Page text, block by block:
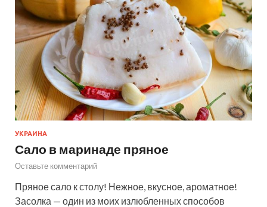
УКРАИНА
Сало в маринаде пряное
Оставьте комментарий
Пряное сало к столу! Нежное, вкусное, ароматное!
Засолка — один из моих излюбленных способов